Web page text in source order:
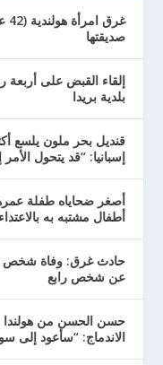
صديقتها
إلقاء القبض على أربعة
بلدية بريدا
إسبانيا: “قد يتحول الأمر
أصغر ضحاياه طفلة
أطفال مشتبه به بالاعتداء
حادث غرق: وفاة شخص
عن شخص رابع
حسن الحسن من هولندا
الاندماج: “سأعود إلى